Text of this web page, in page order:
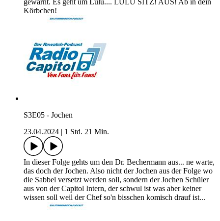
gewarnt. Es geht um Lulu.... LULU SITZ! AUS! Ab in dein
Körbchen!
S3E05 - Jochen
23.04.2024
1 Std. 21 Min.
In dieser Folge gehts um den Dr. Bechermann aus... ne warte,
das doch der Jochen. Also nicht der Jochen aus der Folge wo
die Sabbel versetzt werden soll, sondern der Jochen Schüler
aus von der Capitol Intern, der schwul ist was aber keiner
wissen soll weil der Chef so'n bisschen komisch drauf ist...